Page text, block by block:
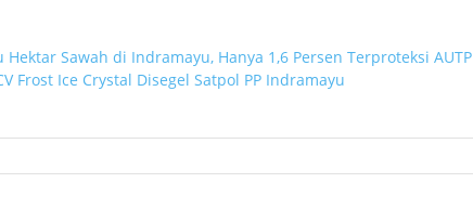
Hektar Sawah di Indramayu, Hanya 1,6 Persen Terproteksi AUTP
Frost Ice Crystal Disegel Satpol PP Indramayu